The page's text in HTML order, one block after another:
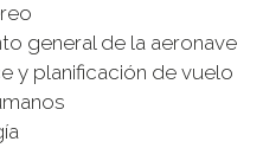
general de la aeronave
y planificación de vuelo